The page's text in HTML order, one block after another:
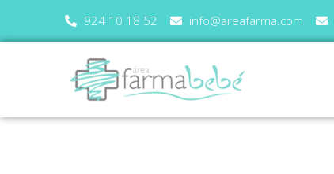
924 10 18 52 info@areafarma.com